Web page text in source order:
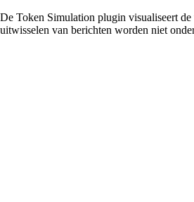
De Token Simulation plugin visualiseert
uitwisselen van berichten worden niet